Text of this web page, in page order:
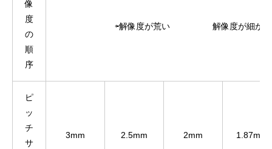
像
度
の
順
序
⇦解像度が荒い 解像度が細かい
ピ
ッ
チ
サ
3mm 2.5mm 2mm 1.87mm